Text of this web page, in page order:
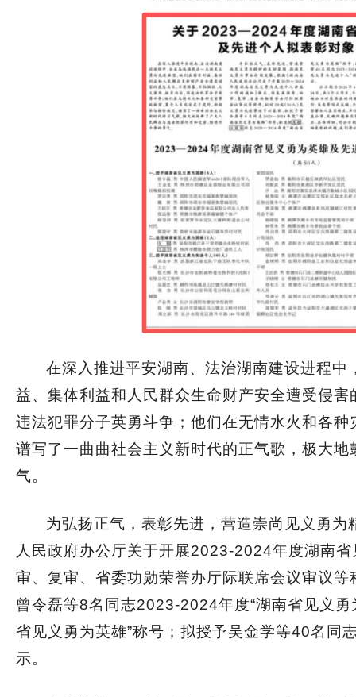
在深入推进平安湖南、法治湖南建设进程
益、集体利益和人民群众生命财产安全遭受侵
违法犯罪分子英勇斗争；他们在无情水火和各
谱写了一曲曲社会主义新时代的正气歌，极大
气。
为弘扬正气，表彰先进，营造崇尚见义勇
人民政府办公厅关于开展2023-2024年度湖南
审、复审、省委功勋荣誉办厅际联席会议审议
曾令磊等8名同志2023-2024年度“湖南省见义
省见义勇为英雄”称号；拟授予吴金学等40名同
示。